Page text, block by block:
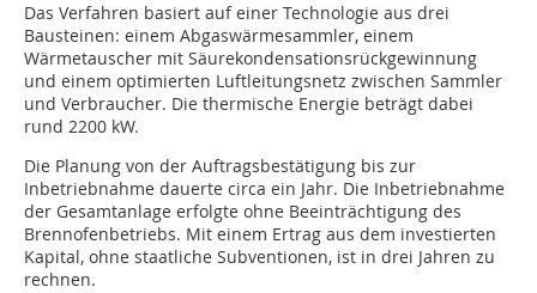
Das Verfahren basiert auf einer Technologie aus drei
Bausteinen: einem Abgaswärmesammler, einem
Wärmetauscher mit Säurekondensationsrückgewinnung
und einem optimierten Luftleitungsnetz zwischen Sammler
und Verbraucher. Die thermische Energie beträgt dabei
rund 2200 kW.
Die Planung von der Auftragsbestätigung bis zur
Inbetriebnahme dauerte circa ein Jahr. Die Inbetriebnahme
der Gesamtanlage erfolgte ohne Beeinträchtigung des
Brennofenbetriebs. Mit einem Ertrag aus dem investierten
Kapital, ohne staatliche Subventionen, ist in drei Jahren zu
rechnen.